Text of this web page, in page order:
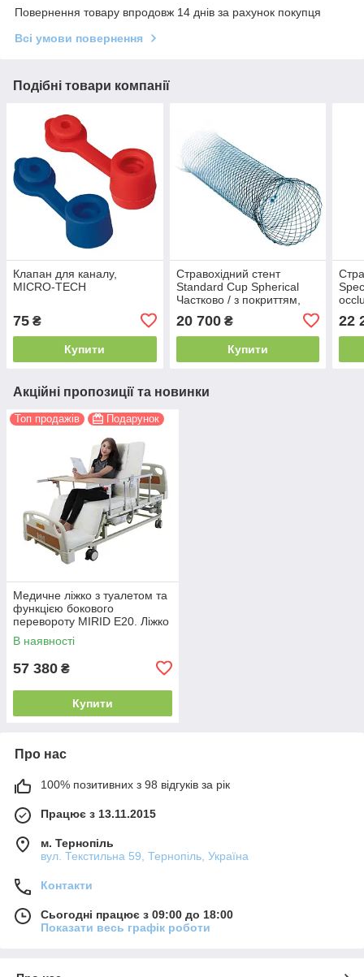
Повернення товару впродовж 14 днів за рахунок покупця
Всі умови повернення
Подібні товари компанії
Клапан для каналу,
MICRO-TECH
75 ₴
Купити
Стравохідний стент
Standard Cup Spherical
Частково / з покриттям,
20 700₴
Купити
22
Акційні пропозиції та новинки
Топ продажів Подарунок
Медичне ліжко з туалетом та
функцією бокового
перевороту MIRID E20. Ліжко
для реабілітації інваліда.
В наявності
57 380 ₴
Купити
Про нас
100% позитивних з 98 відгуків за рік
Працює з 13.11.2015
м. Тернопіль
вул. Текстильна 59, Тернопіль, Україна
Контакти
Сьогодні працює з 09:00 до 18:00
Показати весь графік роботи